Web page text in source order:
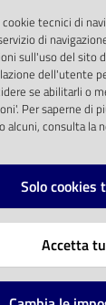
previste
98/CE e dal
Instagram
tecnici di
di
sull'uso del sito
dell'utente
se abilitarli o
Per saperne di
alcuni, consulta la
Solo cookies
Accetta